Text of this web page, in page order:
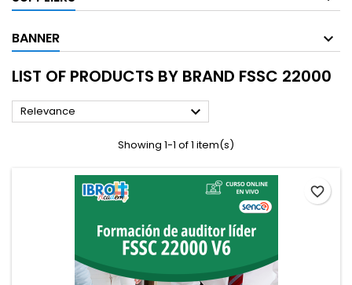
BANNER
LIST OF PRODUCTS BY BRAND FSSC 22000
Relevance 
Showing 1-1 of 1 item(s)
favorite_border